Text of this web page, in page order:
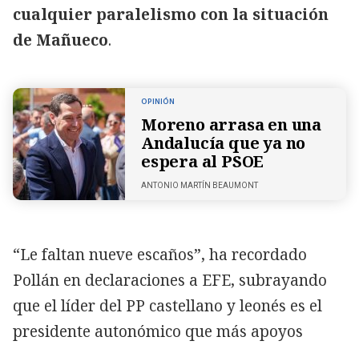
cualquier paralelismo con la situación
de Mañueco.
OPINIÓN
Moreno arrasa en una
Andalucía que ya no
espera al PSOE
ANTONIO MARTÍN BEAUMONT
“Le faltan nueve escaños”, ha recordado
Pollán en declaraciones a EFE, subrayando
que el líder del PP castellano y leonés es el
presidente autonómico que más apoyos